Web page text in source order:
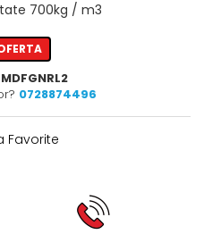
700kg / m3
MDFGNRL2
0728874496
Favorite